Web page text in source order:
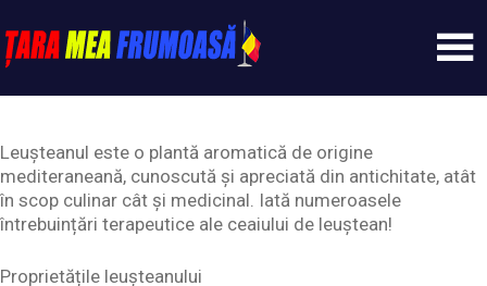
to
content
Tarameafrumoasa
Leuşteanul este o plantă aromatică de origine
mediteraneană, cunoscută şi apreciată din antichitate, atât
în scop culinar cât şi medicinal. Iată numeroasele
întrebuințări terapeutice ale ceaiului de leuștean!
Proprietățile leușteanului